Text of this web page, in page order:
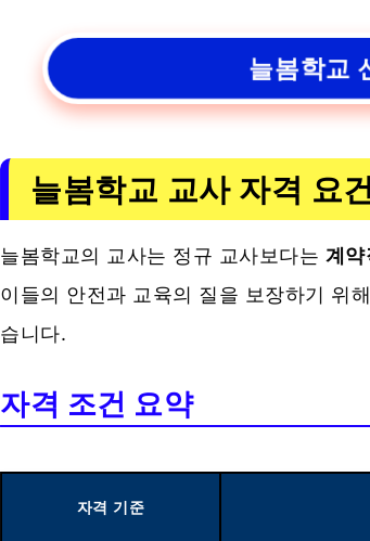
늘봄학교
늘봄학교 교사 자격 요
늘봄학교의 교사는 정규 교사보다는 계약
이들의 안전과 교육의 질을 보장하기 위
습니다.
자격 조건 요약
자격 기준